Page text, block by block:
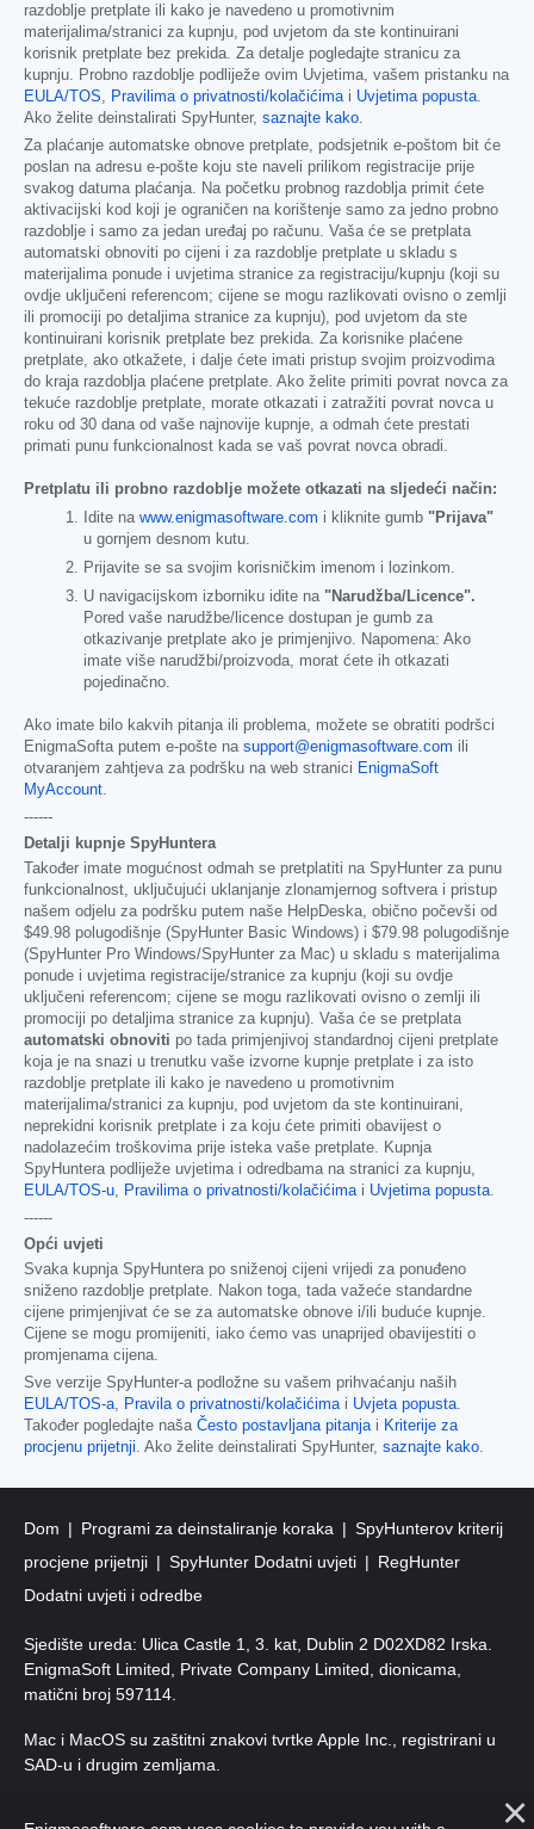
razdoblje pretplate ili kako je navedeno u promotivnim
materijalima/stranici za kupnju, pod uvjetom da ste kontinuirani
korisnik pretplate bez prekida. Za detalje pogledajte stranicu za
kupnju. Probno razdoblje podliježe ovim Uvjetima, vašem pristanku na
EULA/TOS
Pravilima o privatnosti/kolačićima i Uvjetima popusta
Ako želite deinstalirati SpyHunter, saznajte kako
Za plaćanje automatske obnove pretplate, podsjetnik e-poštom bit će
poslan na adresu e-pošte koju ste naveli prilikom registracije prije
svakog datuma plaćanja. Na početku probnog razdoblja primit ćete
aktivacijski kod koji je ograničen na korištenje samo za jedno probno
razdoblje i samo za jedan uređaj po računu. Vaša će se pretplata
automatski obnoviti po cijeni i za razdoblje pretplate u skladu s
materijalima ponude i uvjetima stranice za registraciju/kupnju (koji su
ovdje uključeni referencom; cijene se mogu razlikovati ovisno o zemlji
ili promociji po detaljima stranice za kupnju), pod uvjetom da ste
kontinuirani korisnik pretplate bez prekida. Za korisnike plaćene
pretplate, ako otkažete, i dalje ćete imati pristup svojim proizvodima
do kraja razdoblja plaćene pretplate. Ako želite primiti povrat novca za
tekuće razdoblje pretplate, morate otkazati i zatražiti povrat novca u
roku od 30 dana od vaše najnovije kupnje, a odmah ćete prestati
primati punu funkcionalnost kada se vaš povrat novca obradi.
Pretplatu ili probno razdoblje možete otkazati na sljedeći način:
Idite na www.enigmasoftware.com i kliknite gumb "Prijava"
u gornjem desnom kutu.
Prijavite se sa svojim korisničkim imenom i lozinkom.
U navigacijskom izborniku idite na "Narudžba/Licence".
Pored vaše narudžbe/licence dostupan je gumb za
otkazivanje pretplate ako je primjenjivo. Napomena: Ako
imate više narudžbi/proizvoda, morat ćete ih otkazati
pojedinačno.
Ako imate bilo kakvih pitanja ili problema, možete se obratiti podršci
EnigmaSofta putem e-pošte na support@enigmasoftware.com ili
otvaranjem zahtjeva za podršku na web stranici EnigmaSoft
MyAccount.
------
Detalji kupnje SpyHuntera
Također imate mogućnost odmah se pretplatiti na SpyHunter za punu
funkcionalnost, uključujući uklanjanje zlonamjernog softvera i pristup
našem odjelu za podršku putem naše HelpDeska, obično počevši od
$49.98 polugodišnje (SpyHunter Basic Windows) i $79.98 polugodišnje
(SpyHunter Pro Windows/SpyHunter za Mac) u skladu s materijalima
ponude i uvjetima registracije/stranice za kupnju (koji su ovdje
uključeni referencom; cijene se mogu razlikovati ovisno o zemlji ili
promociji po detaljima stranice za kupnju). Vaša će se pretplata
automatski obnoviti po tada primjenjivoj standardnoj cijeni pretplate
koja je na snazi u trenutku vaše izvorne kupnje pretplate i za isto
razdoblje pretplate ili kako je navedeno u promotivnim
materijalima/stranici za kupnju, pod uvjetom da ste kontinuirani,
neprekidni korisnik pretplate i za koju ćete primiti obavijest o
nadolazećim troškovima prije isteka vaše pretplate. Kupnja
SpyHuntera podliježe uvjetima i odredbama na stranici za kupnju,
EULA/TOS-u, Pravilima o privatnosti/kolačićimai Uvjetima popusta.
------
Opći uvjeti
Svaka kupnja SpyHuntera po sniženoj cijeni vrijedi za ponuđeno
sniženo razdoblje pretplate. Nakon toga, tada važeće standardne
cijene primjenjivat će se za automatske obnove i/ili buduće kupnje.
Cijene se mogu promijeniti, iako ćemo vas unaprijed obavijestiti o
promjenama cijena.
Sve verzije SpyHunter-a podložne su vašem prihvaćanju naših
EULA/TOS-a, Pravila o privatnosti/kolačićimai Uvjeta popusta.
Također pogledajte naša Često postavljana pitanjai Kriterije za
procjenu prijetnji. Ako želite deinstalirati SpyHunter, saznajte kako.
Dom Programi za deinstaliranje koraka
SpyHunterov kriterij
procjene prijetnji
SpyHunter Dodatni uvjeti
RegHunter
Dodatni uvjeti i odredbe
Sjedište ureda: Ulica Castle 1, 3. kat, Dublin 2 D02XD82 Irska.
EnigmaSoft Limited, Private Company Limited, dionicama,
matični broj 597114.
Mac i MacOS su zaštitni znakovi tvrtke Apple Inc., registrirani u
SAD-u i drugim zemljama.